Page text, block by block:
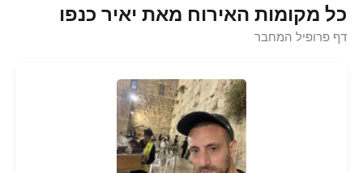
כל מקומות האירוח מאת יאיר כנפו
דף פרופיל המחבר